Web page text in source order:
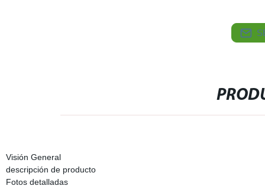
Visión General
descripción de producto
Fotos detalladas